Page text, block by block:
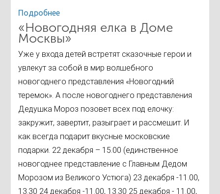
Подробнее
«Новогодняя елка в Доме
Москвы»
Уже у входа детей встретят сказочные герои и
увлекут за собой в мир волшебного
новогоднего представления «Новогодний
теремок». А после новогоднего представления
Дедушка Мороз позовет всех под елочку:
закружит, завертит, разыграет и рассмешит. И
как всегда подарит вкусные московские
подарки. 22 декабря – 15.00 (единственное
новогоднее представление с Главным Дедом
Морозом из Великого Устюга) 23 декабря -11.00,
13.30 24 декабря -11.00, 13.30 25 декабря - 11.00,